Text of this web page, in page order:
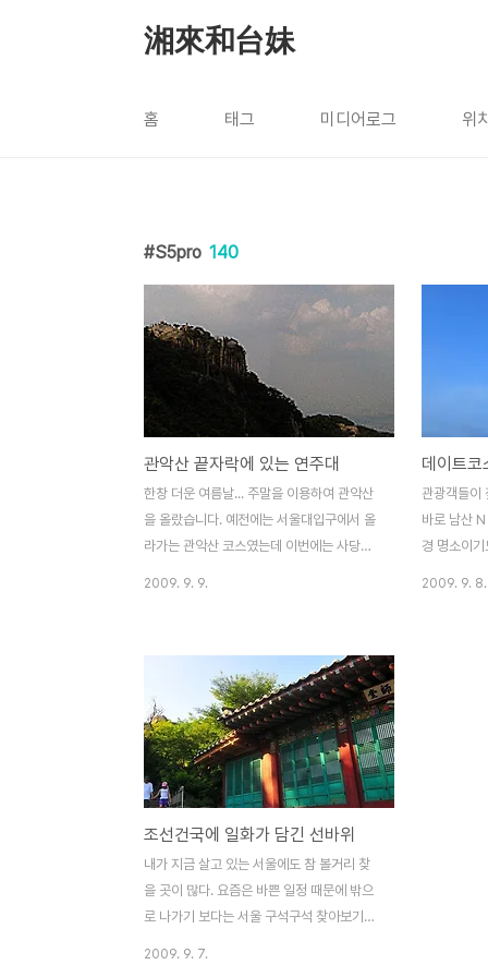
湘來和台妹
홈 태그 미디어로그 위
S5pro 140
관악산 끝자락에 있는 연주대
한창 더운 여름날... 주말을 이용하여 관악산
을 올랐습니다. 예전에는 서울대입구에서 올
라가는 관악산 코스였는데 이번에는 사당역-
기 절벽에 위치한 절이다. 신라 문무왕 17년
(667년)에 의상대사가 좌선공부를 하였다고
전해지고 있으며, 조선 태조 원년(1392년)에
중건하였다. 고려의 남은 신하 강득룡, 서견,
남을진 등이 여기서 개성을 바라보고 통탄했
다 해서 연주대라는 이름이 전해지고 있다.
과천시에서 배려한 것인지.. 연주대를 이쁘게
찍을 수 있도록 포토존이 있더군요. 그리고
연주대를 올라가봤습니다. 연주암은 관악산
최고봉인 연주봉 절벽 ..
2009. 9. 9.
관광객들이
바로 남산
경 명소이기
2009. 9. 8.
조선건국에 일화가 담긴 선바위
내가 지금 살고 있는 서울에도 참 볼거리 찾
을 곳이 많다. 요즘은 바쁜 일정 때문에 밖으
로 나가기 보다는 서울 구석구석 찾아보기로
2009. 9. 7.